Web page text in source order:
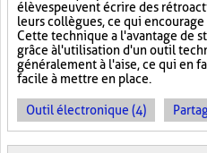
élèves peuvent écrire des
leurs collègues, ce qui
Cette technique a l'avantage de
grâce à l'utilisation d'un outil
généralement à l'aise, ce qui en
facile à mettre en place.
Outil électronique (4)